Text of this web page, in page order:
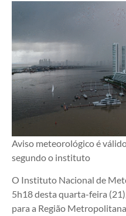
Aviso meteorológico é
segundo o instituto
O Instituto Nacional de
5h18 desta quarta-feira
para a Região